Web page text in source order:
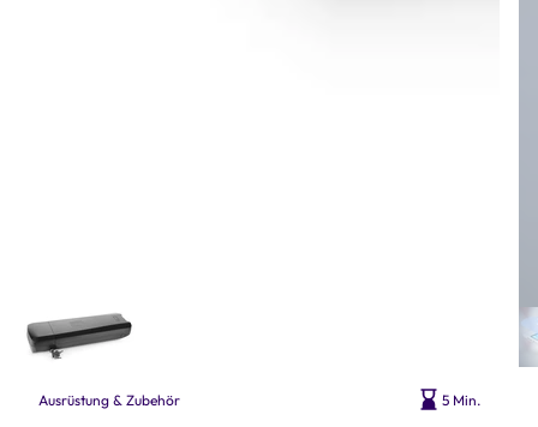
Ausrüstung & Zubehör 5 Min.